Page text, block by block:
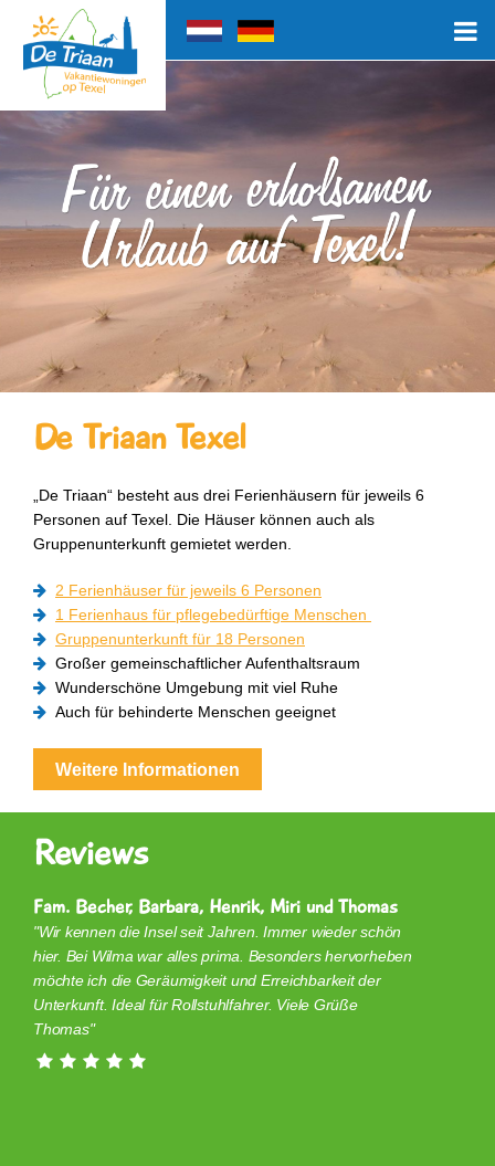
De Triaan Texel
„De Triaan“ besteht aus drei Ferienhäusern für jeweils 6
Personen auf Texel. Die Häuser können auch als
Gruppenunterkunft gemietet werden.
2 Ferienhäuser für jeweils 6 Personen
1 Ferienhaus für pflegebedürftige Menschen ​​​​
Gruppenunterkunft für 18 Personen​​​​​​​
Großer gemeinschaftlicher Aufenthaltsraum
Wunderschöne Umgebung mit viel Ruhe
Auch für behinderte Menschen geeignet
Weitere Informationen
Reviews
Fam. Becher, Barbara, Henrik, Miri und Thomas
Wir kennen die Insel seit Jahren. Immer wieder schön
hier. Bei Wilma war alles prima. Besonders hervorheben
möchte ich die Geräumigkeit und Erreichbarkeit der
Unterkunft. Ideal für Rollstuhlfahrer. Viele Grüße
Thomas